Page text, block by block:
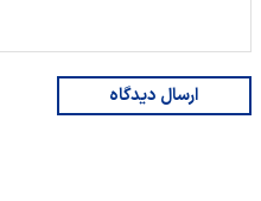
ارسال دیدگاه